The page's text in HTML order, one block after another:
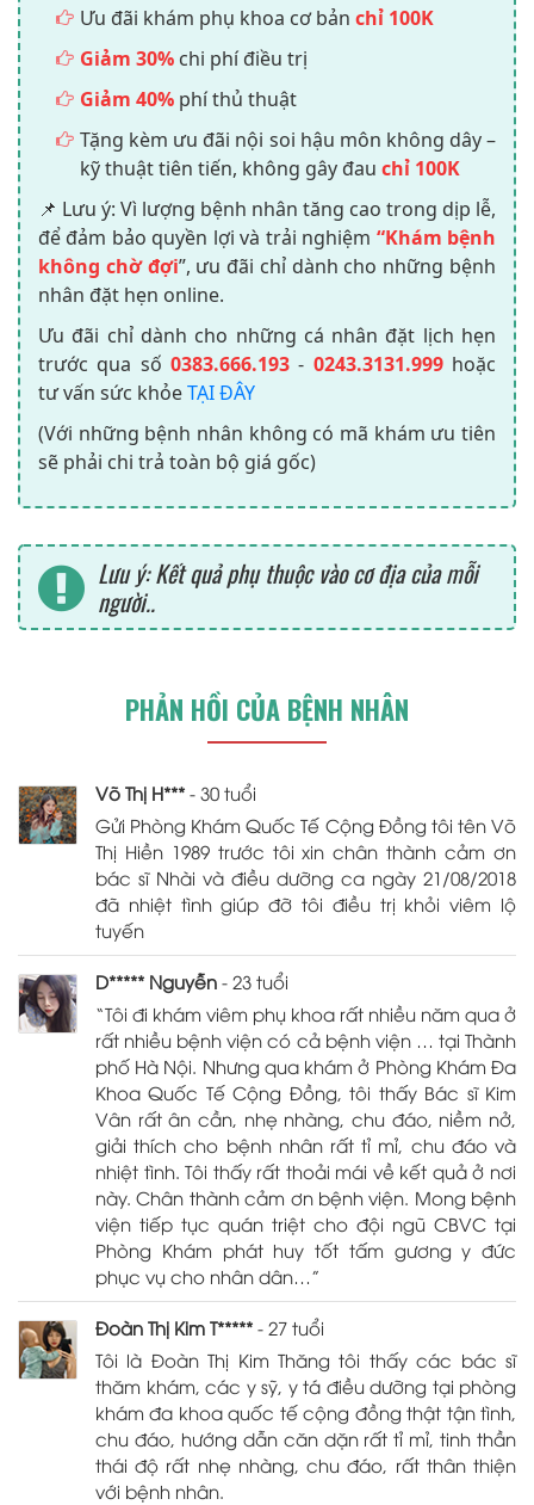
Ưu đãi khám phụ khoa cơ bản chỉ 100K
Giảm 30% chi phí điều trị
Giảm 40% phí thủ thuật
Tặng kèm ưu đãi nội soi hậu môn không dây –
kỹ thuật tiên tiến, không gây đau chỉ 100K
📌 Lưu ý: Vì lượng bệnh nhân tăng cao trong dịp lễ,
để đảm bảo quyền lợi và trải nghiệm “Khám bệnh
không chờ đợi”, ưu đãi chỉ dành cho những bệnh
nhân đặt hẹn online.
Ưu đãi chỉ dành cho những cá nhân đặt lịch hẹn
trước qua số 0383.666.193 - 0243.3131.999hoặc
tư vấn sức khỏeTẠI ĐÂY
(Với những bệnh nhân không có mã khám ưu tiên
sẽ phải chi trả toàn bộ giá gốc)
Lưu ý: Kết quả phụ thuộc vào cơ địa của mỗi
người..
PHẢN HỒI CỦA BỆNH NHÂN
Võ Thị H*** - 30 tuổi
Gửi Phòng Khám Quốc Tế Cộng Đồng tôi tên Võ
Thị Hiền 1989 trước tôi xin chân thành cảm ơn
bác sĩ Nhài và điều dưỡng ca ngày 21/08/2018
đã nhiệt tình giúp đỡ tôi điều trị khỏi viêm lộ
tuyến
D***** Nguyễn - 23 tuổi
“Tôi đi khám viêm phụ khoa rất nhiều năm qua ở
rất nhiều bệnh viện có cả bệnh viện … tại Thành
phố Hà Nội. Nhưng qua khám ở Phòng Khám Đa
Khoa Quốc Tế Cộng Đồng, tôi thấy Bác sĩ Kim
Vân rất ân cần, nhẹ nhàng, chu đáo, niềm nở,
giải thích cho bệnh nhân rất tỉ mỉ, chu đáo và
nhiệt tình. Tôi thấy rất thoải mái về kết quả ở nơi
này. Chân thành cảm ơn bệnh viện. Mong bệnh
viện tiếp tục quán triệt cho đội ngũ CBVC tại
Phòng Khám phát huy tốt tấm gương y đức
phục vụ cho nhân dân…”
Đoàn Thị Kim T***** - 27 tuổi
Tôi là Đoàn Thị Kim Thăng tôi thấy các bác sĩ
thăm khám, các y sỹ, y tá điều dưỡng tại phòng
khám đa khoa quốc tế cộng đồng thật tận tình,
chu đáo, hướng dẫn căn dặn rất tỉ mỉ, tinh thần
thái độ rất nhẹ nhàng, chu đáo, rất thân thiện
với bệnh nhân.